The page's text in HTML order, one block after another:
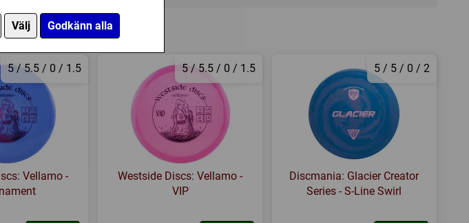
Välj Godkänn alla
5 / 5.5 / 0 / 1.5
Vellamo -
5 / 5.5 / 0 / 1.5
Westside Discs: Vellamo -
VIP
5 / 5 / 0 / 2
Discmania: Glacier Creator
Series - S-Line Swirl